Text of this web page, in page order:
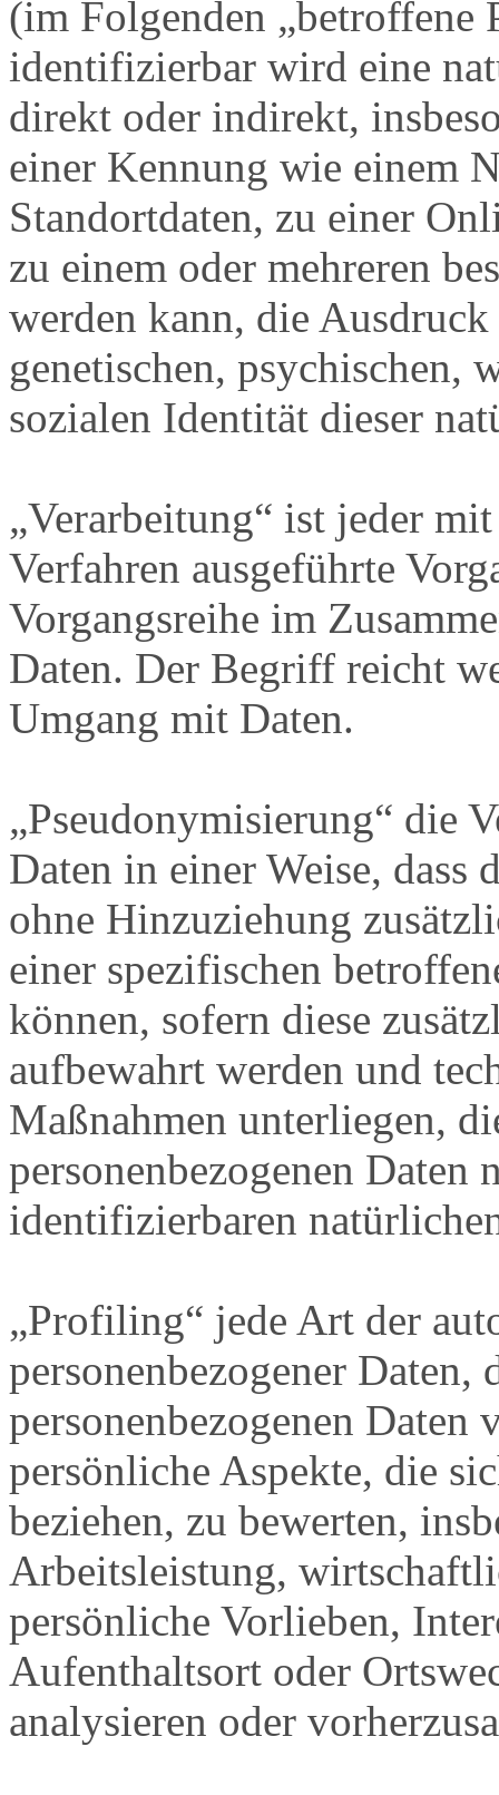
(im Folgenden „betroffene
identifizierbar wird eine
direkt oder indirekt,
einer Kennung wie einem
Standortdaten, zu einer
zu einem oder mehreren
werden kann, die
genetischen, psychischen,
sozialen Identität dieser
„Verarbeitung“ ist jeder
Verfahren ausgeführte
Vorgangsreihe im
Daten. Der Begriff reicht
Umgang mit Daten.
„Pseudonymisierung“ die
Daten in einer Weise, dass
ohne Hinzuziehung
einer spezifischen
können, sofern diese
aufbewahrt werden und
Maßnahmen unterliegen,
personenbezogenen
identifizierbaren
„Profiling“ jede Art der
personenbezogener Daten,
personenbezogenen Daten
persönliche Aspekte, die
beziehen, zu bewerten,
Arbeitsleistung,
persönliche Vorlieben,
Aufenthaltsort oder
analysieren oder